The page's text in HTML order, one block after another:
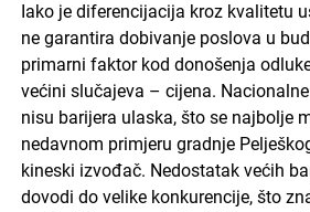
Iako je diferencijacija kroz kvalitetu
ne garantira dobivanje poslova u
primarni faktor kod donošenja
većini slučajeva – cijena.
nisu barijera ulaska, što se najbolje
nedavnom primjeru gradnje
kineski izvođač. Nedostatak većih
dovodi do velike konkurencije, što